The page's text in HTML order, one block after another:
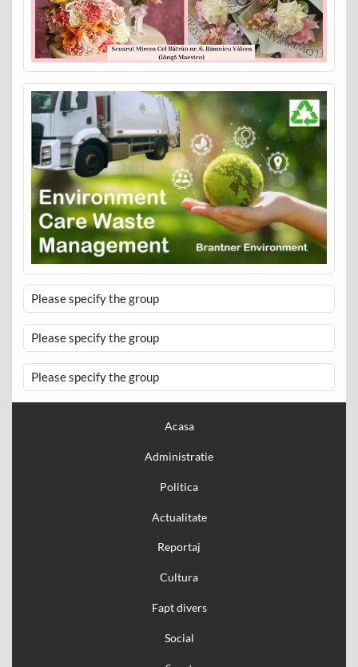
Please specify the group
Please specify the group
Please specify the group
Acasa
Administratie
Politica
Actualitate
Reportaj
Cultura
Fapt divers
Social